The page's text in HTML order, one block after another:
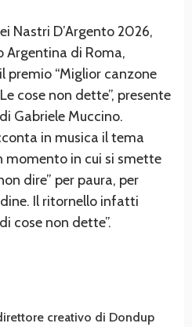
Nastri D’Argento 2026,
Argentina di Roma,
premio “Miglior canzone
cose non dette”, presente
Gabriele Muccino.
in musica il tema
momento in cui si smette
dire” per paura, per
Il ritornello infatti
cose non dette”.
creativo di Dondup